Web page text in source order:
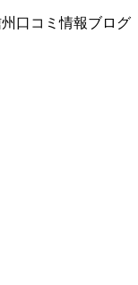
口コミ情報ブログ